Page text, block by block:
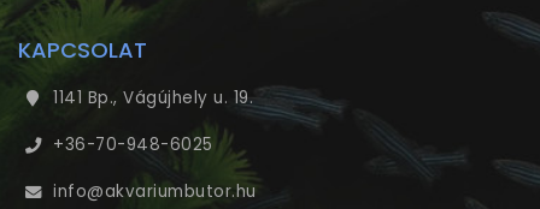
KAPCSOLAT
1141 Bp., Vágújhely u. 19.
+36-70-948-6025
info@akvariumbutor.hu